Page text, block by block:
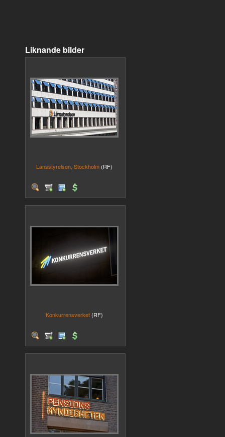
Liknande bilder
Länsstyrelsen, Stockholm (RF)
Konkurrensverket (RF)